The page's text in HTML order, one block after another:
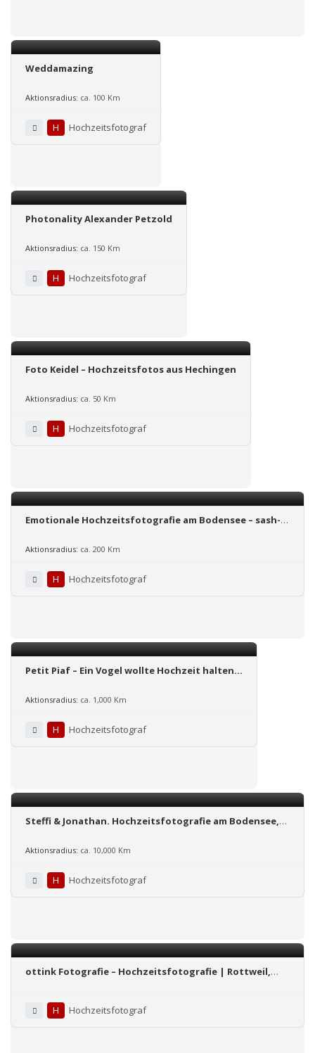
Weddamazing
Aktionsradius: ca. 100 Km
H Hochzeitsfotograf
Photonality Alexander Petzold
Aktionsradius: ca. 150 Km
H Hochzeitsfotograf
Foto Keidel – Hochzeitsfotos aus Hechingen
Aktionsradius: ca. 50 Km
H Hochzeitsfotograf
Emotionale Hochzeitsfotografie am Bodensee – sash-
Aktionsradius: ca. 200 Km
H Hochzeitsfotograf
Petit Piaf – Ein Vogel wollte Hochzeit halten…
Aktionsradius: ca. 1,000 Km
H Hochzeitsfotograf
Steffi & Jonathan. Hochzeitsfotografie am Bodensee,
Aktionsradius: ca. 10,000 Km
H Hochzeitsfotograf
ottink Fotografie – Hochzeitsfotografie | Rottweil,
H
Hochzeitsfotograf